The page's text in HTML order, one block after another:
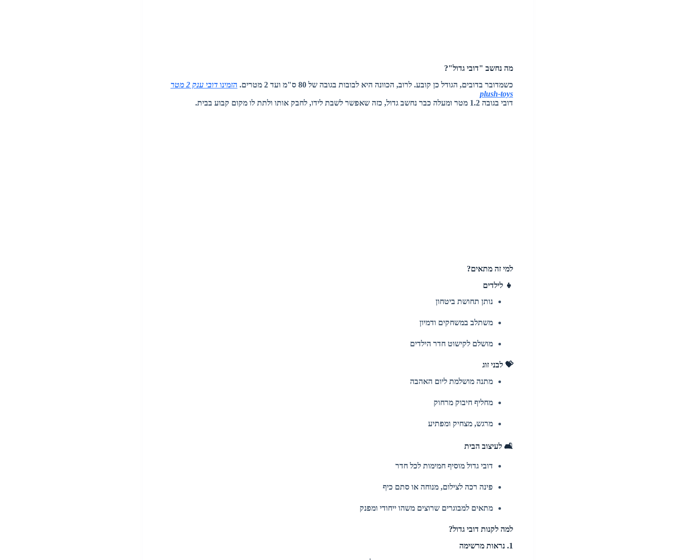
מה נחשב "דובי גדול"?
כשמדובר בדובים, הגודל כן קובע. לרוב, הכוונה היא לבובות בגובה של 80 ס"מ ועד 2 מטרים.
הזמינו
דובי ענק 2 מטר
plush-toys
דובי בגובה 1.2 מטר ומעלה כבר נחשב גדול, כזה שאפשר לשבת לידו, לחבק אותו ולתת לו מקום קבוע בבית.
למי זה מתאים?
👧 לילדים
נותן תחושת ביטחון
משתלב במשחקים ודמיון
מושלם לקישוט חדר הילדים
💝 לבני זוג
מתנה מושלמת ליום האהבה
מחליף חיבוק מרחוק
מרגש, מצחיק ומפתיע
🛋️ לעיצוב הבית
דובי גדול מוסיף חמימות לכל חדר
פינה רכה לצילום, מנוחה או סתם כיף
מתאים למבוגרים שרוצים משהו ייחודי ומפנק
למה לקנות דובי גדול?
1. נראות מרשימה